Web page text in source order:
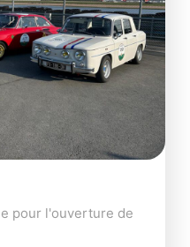
pour l'ouverture de